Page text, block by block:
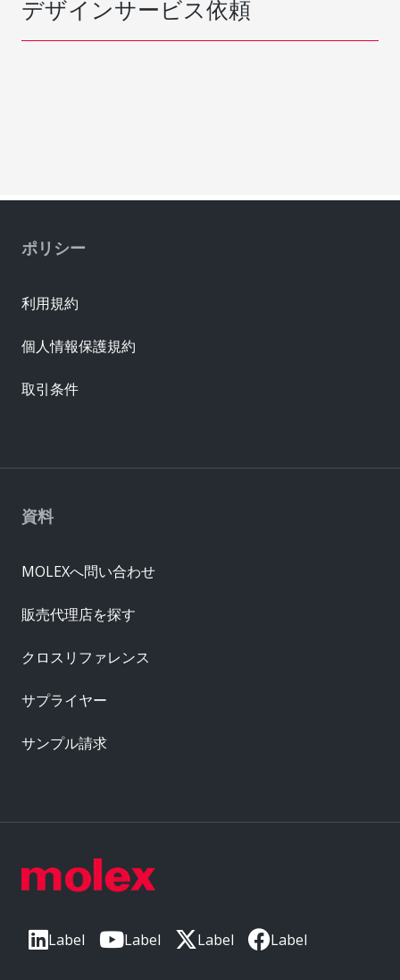
デザインサービス依頼
Label Label Label Label
資料
MOLEXへ問い合わせ
販売代理店を探す
クロスリファレンス
サプライヤー
サンプル請求
ポリシー
利用規約
個人情報保護規約
取引条件